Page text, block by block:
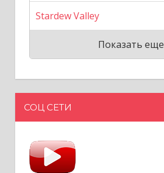
Stardew Valley
Показать еще
СОЦ СЕТИ